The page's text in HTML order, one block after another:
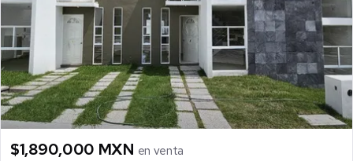
$1,890,000 MXN en venta